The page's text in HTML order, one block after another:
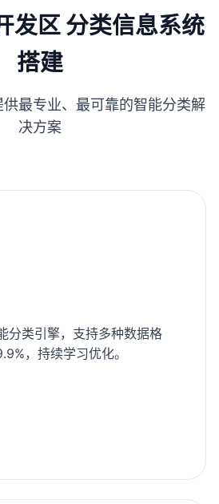
发区 分类信息系统
搭建
最专业、最可靠的智能分类解
决方案
分类引擎，支持多种数据格
，持续学习优化。